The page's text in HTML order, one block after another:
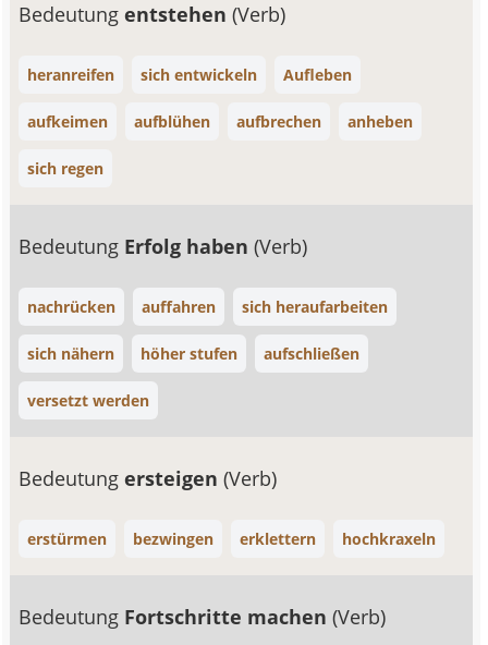
Bedeutungentstehen(Verb)
heranreifen sich entwickeln Aufleben
aufkeimen aufblühen aufbrechen anheben
sich regen
Bedeutung Erfolg haben(Verb)
nachrücken auffahren sich heraufarbeiten
sich nähern höher stufen aufschließen
versetzt werden
Bedeutungersteigen(Verb)
erstürmen bezwingen erklettern hochkraxeln
Bedeutung Fortschritte machen(Verb)